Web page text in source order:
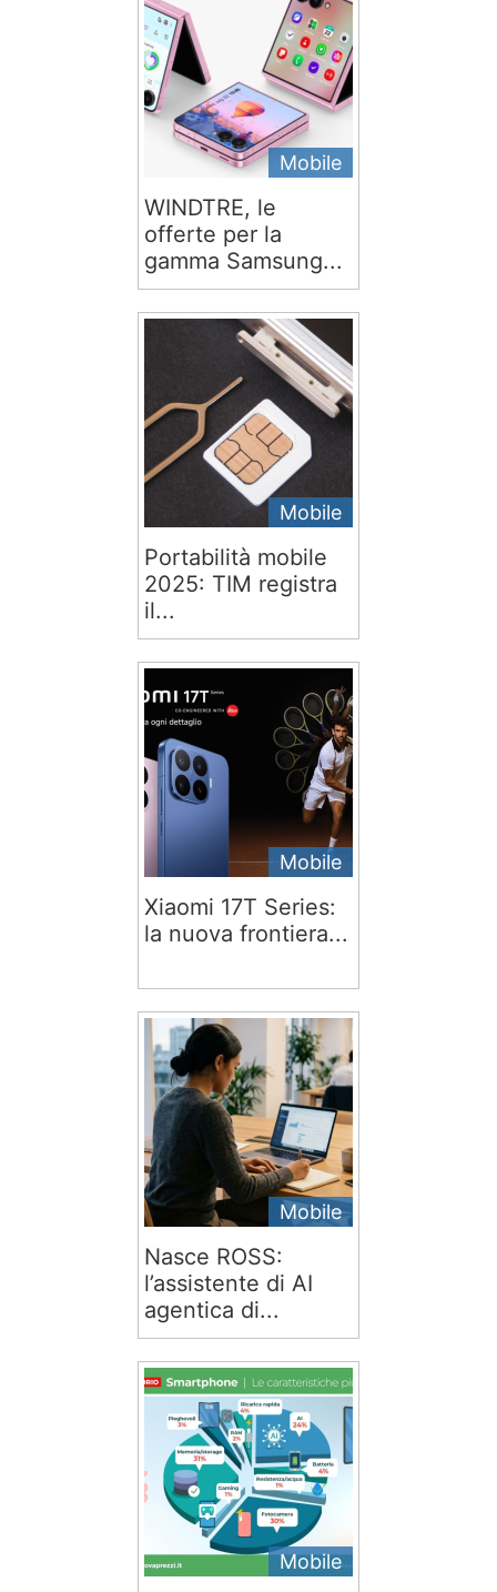
Mobile
WINDTRE, le
offerte per la
gamma Samsung...
Mobile
Portabilità mobile
2025: TIM registra
il...
Mobile
Xiaomi 17T Series:
la nuova frontiera...
Mobile
Nasce ROSS:
l’assistente di AI
agentica di...
Mobile